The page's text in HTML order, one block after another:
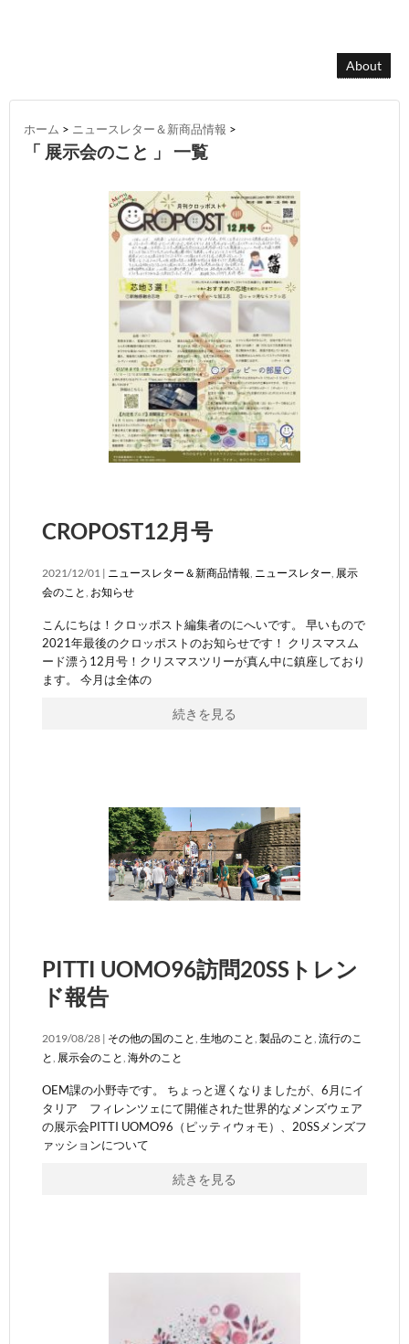
About
ホーム > ニュースレター＆新商品情報 >
「 展示会のこと 」 一覧
CROPOST12月号
2021/12/01 | ニュースレター＆新商品情報, ニュースレター, 展示
会のこと, お知らせ
こんにちは！クロッポスト編集者のにへいです。 早いもので
2021年最後のクロッポストのお知らせです！ クリスマスム
ード漂う12月号！クリスマスツリーが真ん中に鎮座しており
ます。 今月は全体の
続きを見る
PITTI UOMO96訪問20SSトレン
ド報告
2019/08/28 | その他の国のこと, 生地のこと, 製品のこと, 流行のこ
と, 展示会のこと, 海外のこと
OEM課の小野寺です。 ちょっと遅くなりましたが、6月にイ
タリア フィレンツェにて開催された世界的なメンズウェア
の展示会PITTI UOMO96（ピッティウォモ）、20SSメンズフ
ァッションについて
続きを見る